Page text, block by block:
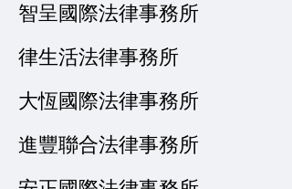
智呈國際法律事務所
律生活法律事務所
大恆國際法律事務所
進豐聯合法律事務所